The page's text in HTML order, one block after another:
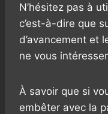
N’hésitez pas à
c’est-à-dire que
d’avancement et
ne vous
À savoir que si
embêter avec la